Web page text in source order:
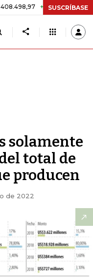
+$ 8.753,81 +2,19%
SUSCRÍBASE
solamente
total de
producen
de 2022